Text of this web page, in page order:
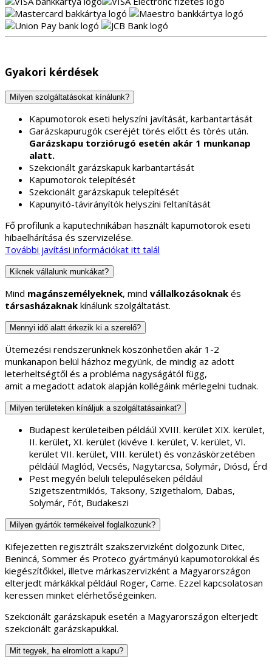
Gyakori kérdések
Milyen szolgáltatásokat kínálunk?
Kapumotorok eseti helyszíni javítását, karbantartását
Garázskapurugók cseréjét törés előtt és törés után.
Garázskapu torziórugó esetén akár 1 munkanap
alatt.
Szekcionált garázskapuk karbantartását
Kapumotorok telepítését
Szekcionált garázskapuk telepítését
Kapunyitó-távirányítók helyszíni feltanítását
Fő profilunk a kaputechnikában használt kapumotorok eseti
hibaelhárítása és szervizelése.
További javítási információkat itt talál
Kiknek vállalunk munkákat?
Mind magánszemélyeknek, mind vállalkozásoknak és
társasházaknak kínálunk szolgáltatást.
Mennyi idő alatt érkezik ki a szerelő?
Ütemezési rendszerünknek köszönhetően akár 1-2
munkanapon belül házhoz megyünk, de mindig az adott
leterheltségtől és a probléma nagyságától függ,
amit a megadott adatok alapján kollégáink mérlegelni tudnak.
Milyen területeken kínáljuk a szolgáltatásainkat?
Budapest kerületeiben példáúl XVIII. kerület XIX. kerület,
II. kerület, XI. kerület (kivéve I. kerület, V. kerület, VI.
kerület VII. kerület, VIII. kerület) és vonzáskörzetében
példáúl Maglód, Vecsés, Nagytarcsa, Solymár, Diósd, Érd
Pest megyén belüli településeken például
Szigetszentmiklós, Taksony, Szigethalom, Dabas,
Solymár, Fót, Budakeszi
Milyen gyártók termékeivel foglalkozunk?
Kifejezetten regisztrált szakszervizként dolgozunk Ditec,
Benincá, Sommer és Proteco gyártmányú kapumotorokkal és
kiegészítőkkel, illetve márkaszervizként a Magyarországon
elterjedt márkákkal például Roger, Came. Ezzel kapcsolatosan
keressen minket elérhetőségeinken.
Szekcionált garázskapuk esetén a Magyarországon elterjedt
szekcionált garázskapukkal.
Mit tegyek, ha elromlott a kapu?